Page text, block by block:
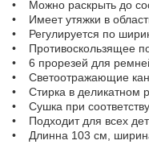
• Можно раскрыть до
• Имеет утяжки в
• Регулируется по
• Противоскользящее
• 6 прорезей для
• Светоотражающие
• Стирка в деликатном
• Сушка при
• Подходит для всех
• Длинна 103 см,